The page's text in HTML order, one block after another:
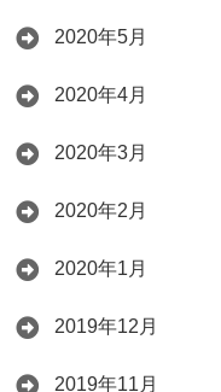
2020年5月
2020年4月
2020年3月
2020年2月
2020年1月
2019年12月
2019年11月